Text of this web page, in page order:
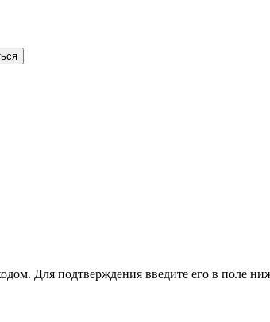
Для подтверждения введите его в поле